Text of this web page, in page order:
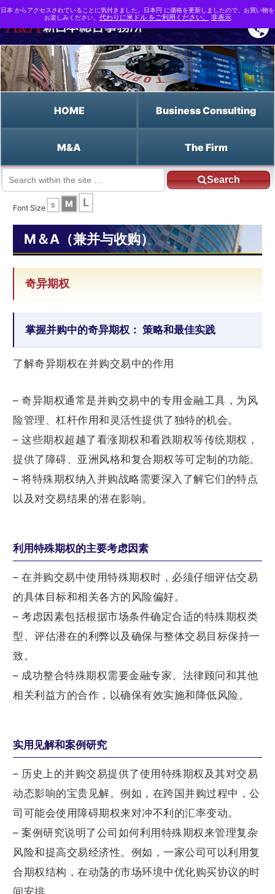
HOME Business Consulting
M&A The Firm
Search
Chinese HOME
Font Size
S M L
M＆A（兼并与收购）
奇异期权
掌握并购中的奇异期权： 策略和最佳实践
了解奇异期权在并购交易中的作用
– 奇异期权通常是并购交易中的专用金融工具，为风
险管理、杠杆作用和灵活性提供了独特的机会。
– 这些期权超越了看涨期权和看跌期权等传统期权，
提供了障碍、亚洲风格和复合期权等可定制的功能。
– 将特殊期权纳入并购战略需要深入了解它们的特点
以及对交易结果的潜在影响。
利用特殊期权的主要考虑因素
– 在并购交易中使用特殊期权时，必须仔细评估交易
的具体目标和相关各方的风险偏好。
– 考虑因素包括根据市场条件确定合适的特殊期权类
型、评估潜在的利弊以及确保与整体交易目标保持一
致。
– 成功整合特殊期权需要金融专家、法律顾问和其他
相关利益方的合作，以确保有效实施和降低风险。
实用见解和案例研究
– 历史上的并购交易提供了使用特殊期权及其对交易
动态影响的宝贵见解。例如，在跨国并购过程中，公
司可能会使用障碍期权来对冲不利的汇率变动。
– 案例研究说明了公司如何利用特殊期权来管理复杂
风险和提高交易经济性。例如，一家公司可以利用复
合期权结构，在动荡的市场环境中优化购买协议的时
日本 からアクセスされていることに気付きました。日本円 に価格を更新しましたので、お買い物を
お楽しみください。 代わりに米ドル をご利用ください。 非表示